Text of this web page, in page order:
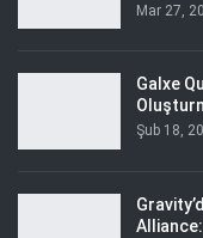
Mar 27,
Galxe
Şub 18,